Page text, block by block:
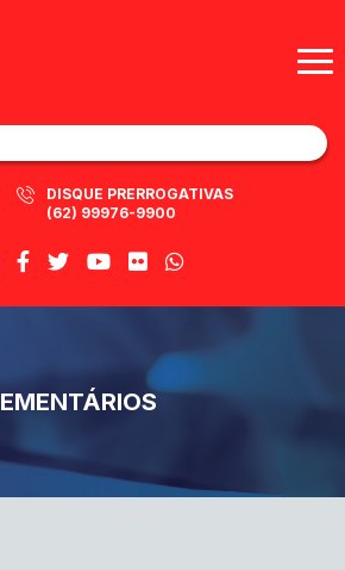
DISQUE PRERROGATIVAS
(62) 99976-9900
EMENTÁRIOS